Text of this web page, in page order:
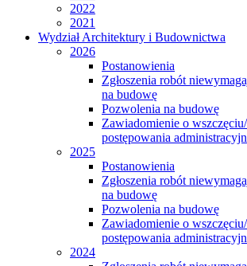
2022
2021
Wydział Architektury i Budownictwa
2026
Postanowienia
Zgłoszenia robót
na budowę
Pozwolenia na budowę
Zawiadomienie o
postępowania
2025
Postanowienia
Zgłoszenia robót
na budowę
Pozwolenia na budowę
Zawiadomienie o
postępowania
2024